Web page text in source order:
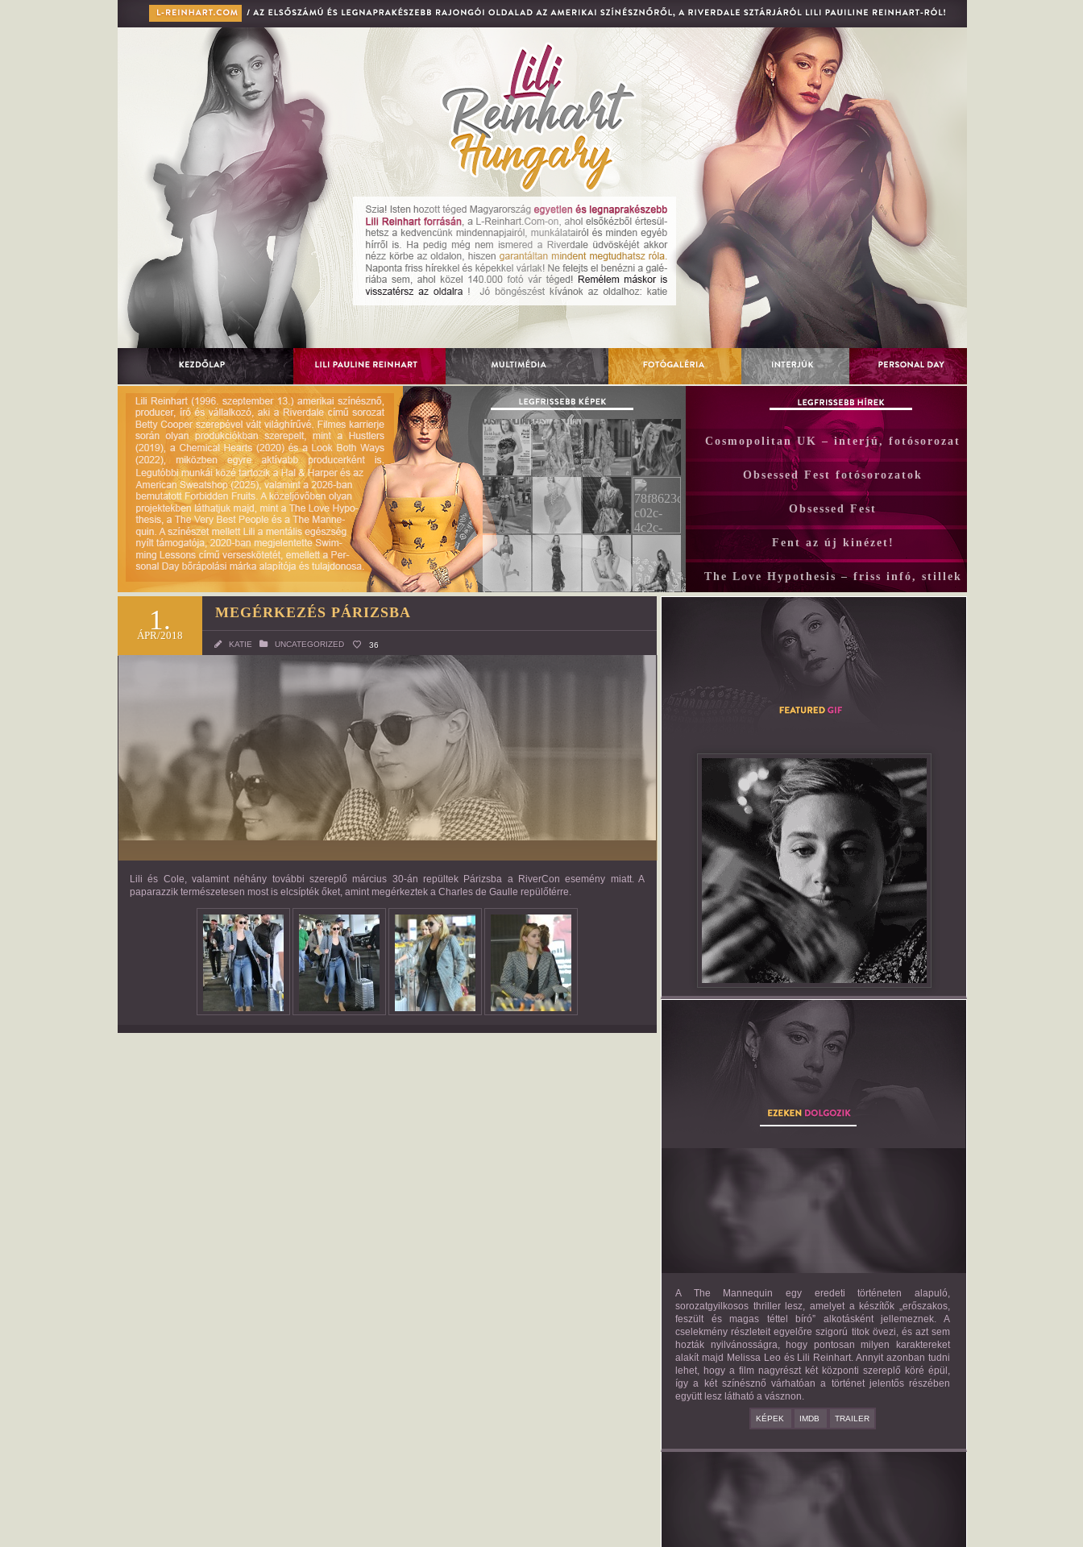
Cosmopolitan UK – interjú, fotósorozat
Obsessed Fest fotósorozatok
Obsessed Fest
Fent az új kinézet!
The Love Hypothesis – friss infó, stillek
THE MANNEQUIN
A The Mannequin egy eredeti történeten alapuló,
sorozatgyilkosos thriller lesz, amelyet a készítők „erőszakos,
feszült és magas téttel bíró” alkotásként jellemeznek. A
cselekmény részleteit egyelőre szigorú titok övezi, és azt sem
hozták nyilvánosságra, hogy pontosan milyen karaktereket
alakít majd Melissa Leo és Lili Reinhart. Annyit azonban tudni
lehet, hogy a film nagyrészt két központi szereplő köré épül,
így a két színésznő várhatóan a történet jelentős részében
együtt lesz látható a vásznon.
KÉPEK IMDB TRAILER
THE VERY BEST PEOPLE
1.
ÁPR/2018
MEGÉRKEZÉS PÁRIZSBA
KATIE UNCATEGORIZED 36
Lili és Cole, valamint néhány további szereplő március 30-án repültek Párizsba a RiverCon esemény miatt. A
paparazzik természetesen most is elcsípték őket, amint megérkeztek a Charles de Gaulle repülőtérre.